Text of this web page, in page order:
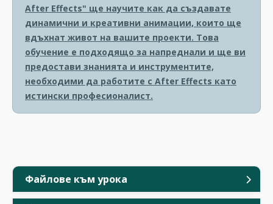
Файлове към урока
After Effects" ще научите как да създавате
динамични и креативни анимации, които ще
вдъхнат живот на вашите проекти. Това
обучение е подходящо за напреднали и ще ви
предостави знанията и инструментите,
необходими да работите с After Effects като
истински професионалист.